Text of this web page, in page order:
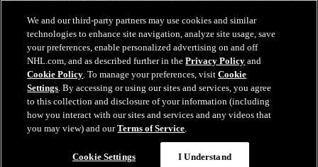
Enterprises, L.P. © LNH 2026. Tous droits réservés. Tous les
chandails d'équipe de la LNH personnalisés avec les noms des
joueurs de la LNH et leurs numéros sont officiellement sous license
de la LNH et de l'AJLNH. Le mot servant de marque Zamboni et la
configuration de la surfaceuse Zamboni sont des marques de
commerce déposées de Frank J. Zamboni & Co., Inc. © Frank J.
Zamboni & Co., Inc. 2026. Tous droits réservés. Toute autre marque
déposée ou tout droit d'auteur d'une tierce partie sont la propriété de
leurs auteurs respectifs. Tous droits réservés.
We and our third-party partners may use cookies and similar
technologies to enhance site navigation, analyze site usage, save
your preferences, enable personalized advertising on and off
NHL.com, and as described further in thePrivacy Policy and
Cookie Policy. To manage your preferences, visitCookie
Settings. By accessing or using our sites and services, you agree
to this collection and disclosure of your information (including
how you interact with our sites and services and any videos that
you may view) and ourTerms of Service.
Cookie Settings I Understand